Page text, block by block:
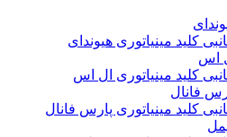
کلید مینیاتوری هیوندای
اس
کلید مینیاتوری ال اس
فانال
کلید مینیاتوری پارس فانال